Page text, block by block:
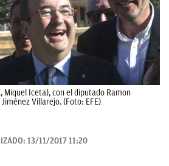
Miquel Iceta), con el diputado Ramon
Villarejo. (Foto: EFE)
13/11/2017 11:20